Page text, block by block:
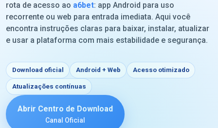
rota de acesso ao a6bet: app Android para uso
recorrente ou web para entrada imediata. Aqui você
encontra instruções claras para baixar, instalar, atualizar
e usar a plataforma com mais estabilidade e segurança.
Download oficial Android + Web Acesso otimizado
Atualizações contínuas
Abrir Centro de Download
Canal Oficial